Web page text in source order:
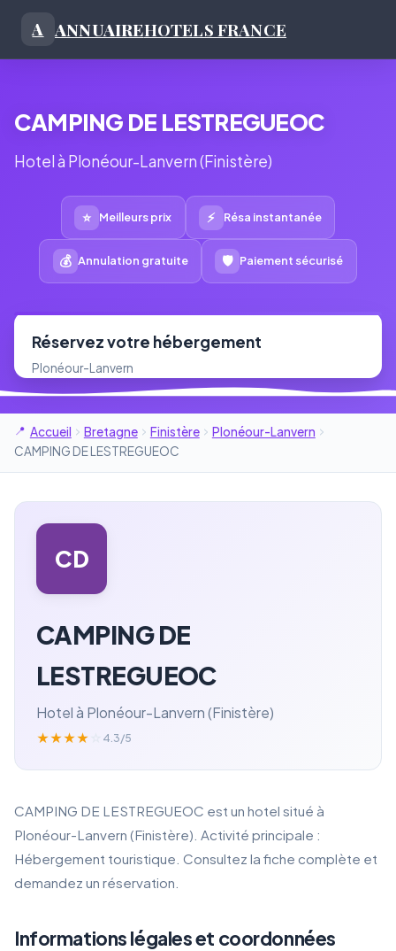
A ANNUAIREHOTELS FRANCE
CAMPING DE LESTREGUEOC
Hotel à Plonéour-Lanvern (Finistère)
⭐ Meilleurs prix ⚡ Résa instantanée
💰 Annulation gratuite 🛡 Paiement sécurisé
Réservez votre hébergement
Plonéour-Lanvern
Accueil Bretagne Finistère
Plonéour-Lanvern
CAMPING DE LESTREGUEOC
CD
CAMPING DE
LESTREGUEOC
Hotel à Plonéour-Lanvern (Finistère)
★★★★ 4.3/5
CAMPING DE LESTREGUEOC est un hotel situé à
Plonéour-Lanvern (Finistère). Activité principale :
Hébergement touristique. Consultez la fiche complète et
demandez un réservation.
Informations légales et coordonnées